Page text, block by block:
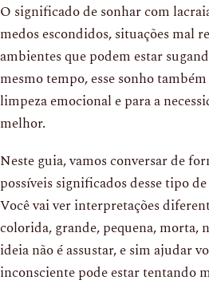
O significado de sonhar com
medos escondidos, situações mal
ambientes que podem estar
mesmo tempo, esse sonho
limpeza emocional e para a
melhor.
Neste guia, vamos conversar de
possíveis significados desse tipo
Você vai ver interpretações
colorida, grande, pequena, morta,
ideia não é assustar, e sim ajudar
inconsciente pode estar tentando